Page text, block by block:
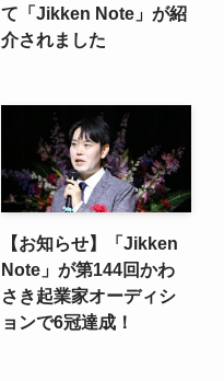
て「Jikken Note」が紹
介されました
【お知らせ】「Jikken
Note」が第144回かわ
さき起業家オーディシ
ョンで6冠達成！